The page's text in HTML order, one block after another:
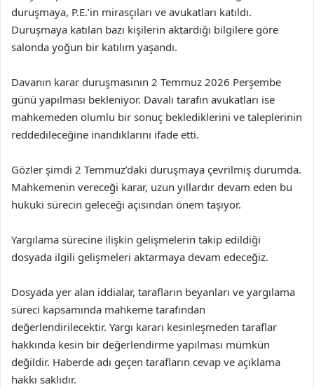
duruşmaya, P.E.’in mirasçıları ve avukatları katıldı.
Duruşmaya katılan bazı kişilerin aktardığı bilgilere göre
salonda yoğun bir katılım yaşandı.
Davanın karar duruşmasının 2 Temmuz 2026 Perşembe
günü yapılması bekleniyor. Davalı tarafın avukatları ise
mahkemeden olumlu bir sonuç beklediklerini ve taleplerinin
reddedileceğine inandıklarını ifade etti.
Gözler şimdi 2 Temmuz’daki duruşmaya çevrilmiş durumda.
Mahkemenin vereceği karar, uzun yıllardır devam eden bu
hukuki sürecin geleceği açısından önem taşıyor.
Yargılama sürecine ilişkin gelişmelerin takip edildiği
dosyada ilgili gelişmeleri aktarmaya devam edeceğiz.
Dosyada yer alan iddialar, tarafların beyanları ve yargılama
süreci kapsamında mahkeme tarafından
değerlendirilecektir. Yargı kararı kesinleşmeden taraflar
hakkında kesin bir değerlendirme yapılması mümkün
değildir. Haberde adı geçen tarafların cevap ve açıklama
hakkı saklıdır.